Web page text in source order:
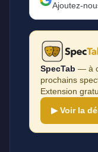
Ajoutez-
SpecTab — à
prochains
Extension
▶ Voir la